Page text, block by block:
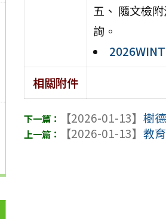
五、 隨文檢
詢。
相關附件
【2026-01-13】樹
【2026-01-13】教